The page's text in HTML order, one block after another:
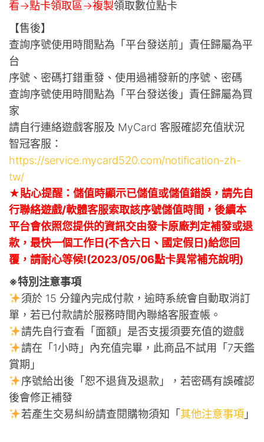
看->點卡領取區->複製領取數位點卡
【售後】
查詢序號使用時間點為「平台發送前」責任歸屬為平
台
序號、密碼打錯重發、使用過補發新的序號、密碼
查詢序號使用時間點為「平台發送後」責任歸屬為買
家
請自行連絡遊戲客服及 MyCard 客服確認充值狀況
智冠客服：
https://service.mycard520.com/notification-zh-
tw/
★貼心提醒：儲值時顯示已儲值或儲值錯誤，請先自
行聯絡遊戲/軟體客服索取該序號儲值時間，後續本
平台會依照您提供的資訊交由發卡原廠判定補發或退
款，最快一個工作日(不含六日、國定假日)給您回
覆，請耐心等候!(2023/05/06點卡異常補充說明)
※特別注意事項
須於 15 分鐘內完成付款，逾時系統會自動取消訂
單，若已付款請於服務時間內聯絡客服查帳。
請先自行查看「面額」是否支援須要充值的遊戲
請在「1小時」內充值完畢，此商品不試用「7天鑑
賞期」
序號給出後「恕不退貨及退款」，若密碼有誤確認
後會修正補發
若產生交易糾紛請查閱購物須知「 其他注意事項 」